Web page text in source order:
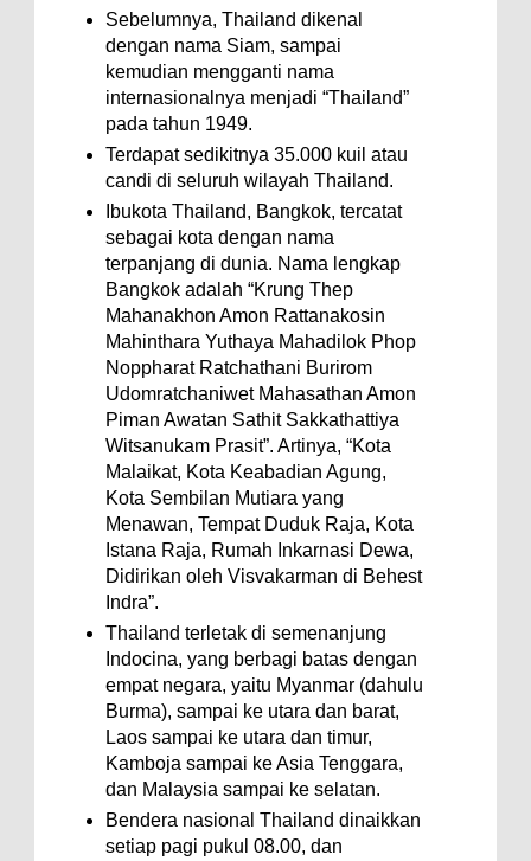
Sebelumnya, Thailand dikenal
dengan nama Siam, sampai
kemudian mengganti nama
internasionalnya menjadi “Thailand”
pada tahun 1949.
Terdapat sedikitnya 35.000 kuil atau
candi di seluruh wilayah Thailand.
Ibukota Thailand, Bangkok, tercatat
sebagai kota dengan nama
terpanjang di dunia. Nama lengkap
Bangkok adalah “Krung Thep
Mahanakhon Amon Rattanakosin
Mahinthara Yuthaya Mahadilok Phop
Noppharat Ratchathani Burirom
Udomratchaniwet Mahasathan Amon
Piman Awatan Sathit Sakkathattiya
Witsanukam Prasit”. Artinya, “Kota
Malaikat, Kota Keabadian Agung,
Kota Sembilan Mutiara yang
Menawan, Tempat Duduk Raja, Kota
Istana Raja, Rumah Inkarnasi Dewa,
Didirikan oleh Visvakarman di Behest
Indra”.
Thailand terletak di semenanjung
Indocina, yang berbagi batas dengan
empat negara, yaitu Myanmar (dahulu
Burma), sampai ke utara dan barat,
Laos sampai ke utara dan timur,
Kamboja sampai ke Asia Tenggara,
dan Malaysia sampai ke selatan.
Bendera nasional Thailand dinaikkan
setiap pagi pukul 08.00, dan